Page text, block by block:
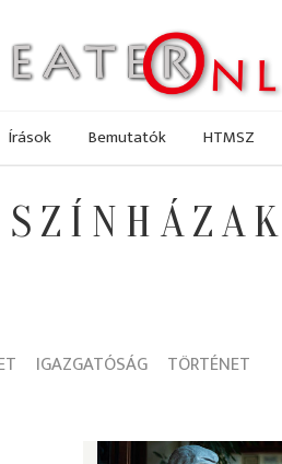
Írások Bemutatók HTMSZ
SZÍNHÁZAK
IGAZGATÓSÁG TÖRTÉNET